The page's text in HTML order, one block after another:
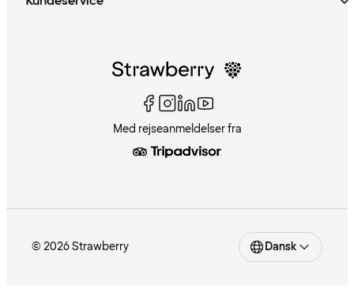
Med rejseanmeldelser fra
© 2026 Strawberry Dansk